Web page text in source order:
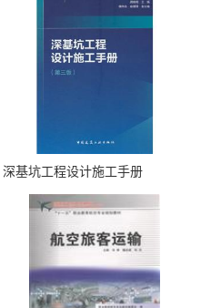
深基坑工程设计施工手册